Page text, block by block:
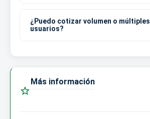
¿Puedo cotizar volumen o múltiples
usuarios?

Más información